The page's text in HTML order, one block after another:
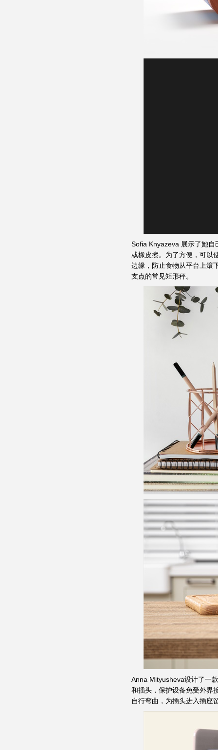
Sofia Knyazeva 展示了她自
或橡皮擦。为了方便，可以
边缘，防止食物从平台上滚
支点的常见矩形秤。
Anna Mityusheva设计了一
和插头，保护设备免受外界
自行弯曲，为插头进入插座